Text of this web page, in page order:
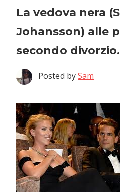
La vedova nera
Johansson) alle
secondo divorzio.
Posted bySam